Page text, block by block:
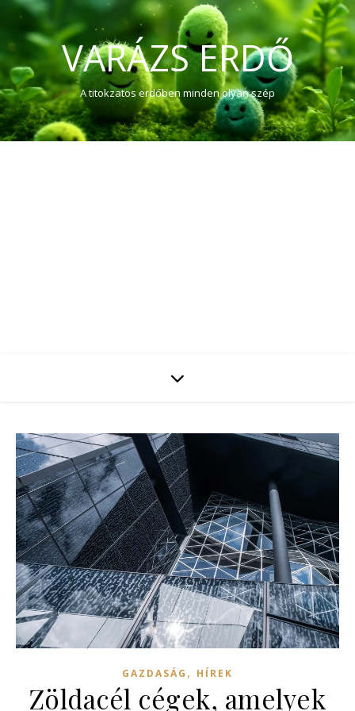
VARÁZS ERDŐ
A titokzatos erdőben minden olyan szép
GAZDASÁG , HÍREK
Zöldacél cégek, amelyek